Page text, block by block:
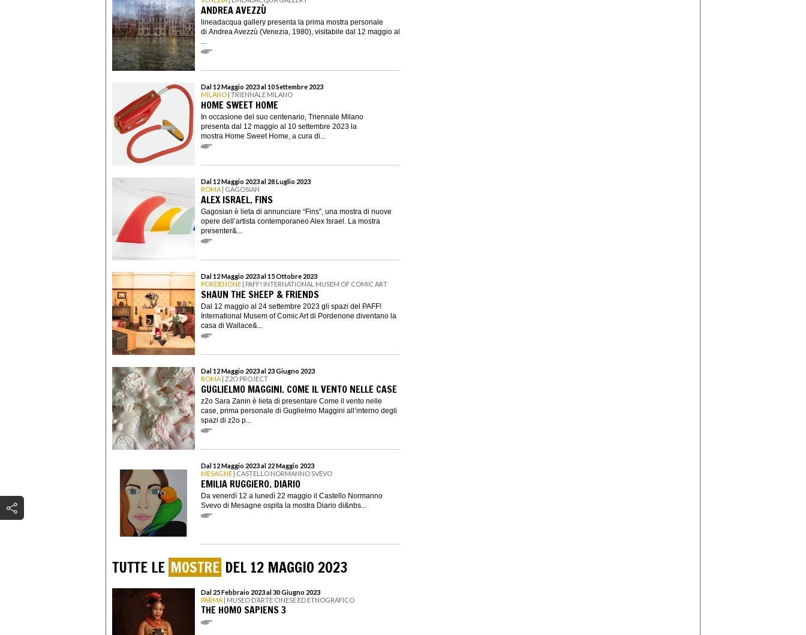
ANDREA AVEZZÙ
lineadacqua gallery presenta la prima mostra personale
di Andrea Avezzù (Venezia, 1980), visitabile dal 12 maggio al
Dal 12 Maggio 2023 al 10 Settembre 2023
MILANO | TRIENNALE MILANO
HOME SWEET HOME
In occasione del suo centenario, Triennale Milano
presenta dal 12 maggio al 10 settembre 2023 la
mostra Home Sweet Home, a cura di...
Dal 12 Maggio 2023 al 28 Luglio 2023
ROMA | GAGOSIAN
ALEX ISRAEL. FINS
Gagosian è lieta di annunciare “Fins”, una mostra di nuove
opere dell’artista contemporaneo Alex Israel. La mostra
presenter&...
Dal 12 Maggio 2023 al 15 Ottobre 2023
PORDENONE | PAFF! INTERNATIONAL MUSEM OF COMIC ART
SHAUN THE SHEEP & FRIENDS
Dal 12 maggio al 24 settembre 2023 gli spazi del PAFF!
International Musem of Comic Art di Pordenone diventano la
casa di Wallace&...
Dal 12 Maggio 2023 al 23 Giugno 2023
ROMA | Z2O PROJECT
GUGLIELMO MAGGINI. COME IL VENTO NELLE CASE
z2o Sara Zanin è lieta di presentare Come il vento nelle
case, prima personale di Guglielmo Maggini all’interno degli
spazi di z2o p...
Dal 12 Maggio 2023 al 22 Maggio 2023
MESAGNE | CASTELLO NORMANNO SVEVO
EMILIA RUGGIERO. DIARIO
Da venerdì 12 a lunedì 22 maggio il Castello Normanno
Svevo di Mesagne ospita la mostra Diario di&nbs...
TUTTE LE MOSTRE DEL 12 MAGGIO 2023
Dal 25 Febbraio 2023 al 30 Giugno 2023
PARMA | MUSEO D’ARTE CINESE ED ETNOGRAFICO
THE HOMO SAPIENS 3